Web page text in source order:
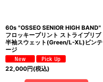
60s "OSSEO SENIOR HIGH BAND"
フロッキープリント ストライプリブ
半袖スウェット(Green/L-XL)ビンテ
ージ
22,000円(税込)